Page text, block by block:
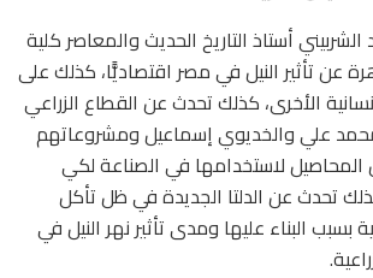
أستاذ التاريخ الحديث والمعاصر كلية
عن تأثير النيل في مصر اقتصاديًّا، كذلك على
الأخرى، كذلك تحدث عن القطاع الزراعي
علي والخديوي إسماعيل ومشروعاتهم
لاستخدامها في الصناعة لكي
تحدث عن الدلتا الجديدة في ظل تأكل
بسبب البناء عليها ومدى تأثير نهر النيل في